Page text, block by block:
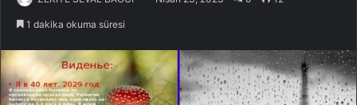
1 dakika okuma süresi